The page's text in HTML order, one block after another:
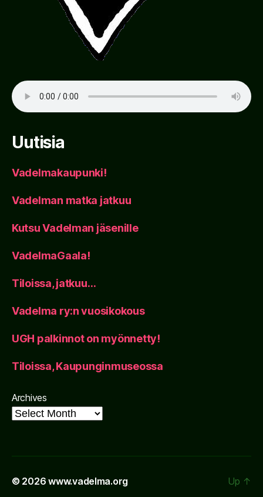
Uutisia
Vadelmakaupunki!
Vadelman matka jatkuu
Kutsu Vadelman jäsenille
VadelmaGaala!
Tiloissa, jatkuu…
Vadelma ry:n vuosikokous
UGH palkinnot on myönnetty!
Tiloissa, Kaupunginmuseossa
Archives
© 2026www.vadelma.org Up ↑